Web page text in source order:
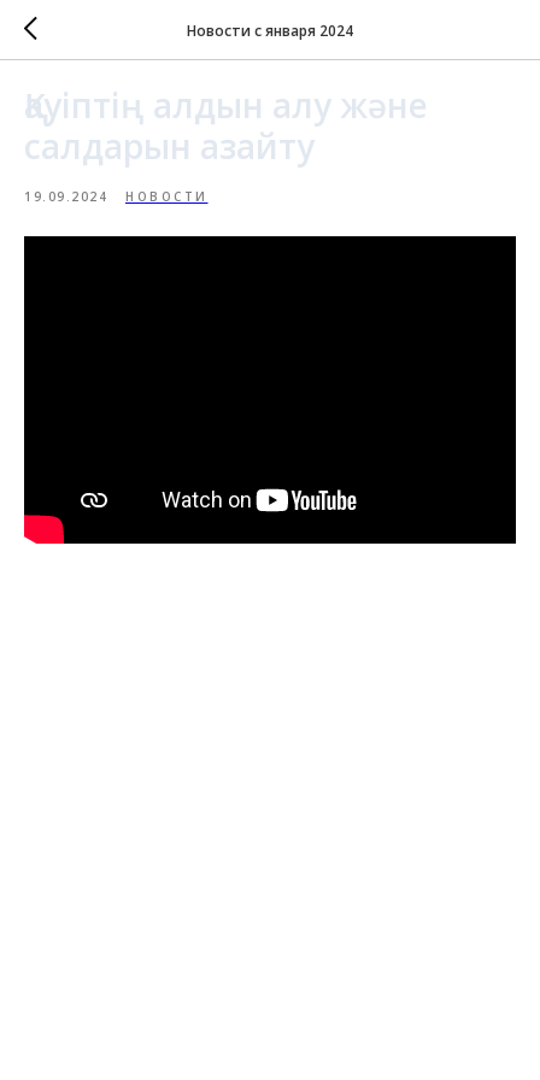
Новости с января 2024
Қауіптің алдын алу және
салдарын азайту
19.09.2024 НОВОСТИ